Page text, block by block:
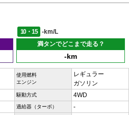
10・15
-km/L
満タンでどこまで走る？
-km
使用燃料
エンジン
レギュラー
ガソリン
駆動方式 4WD
過給器（ターボ） -